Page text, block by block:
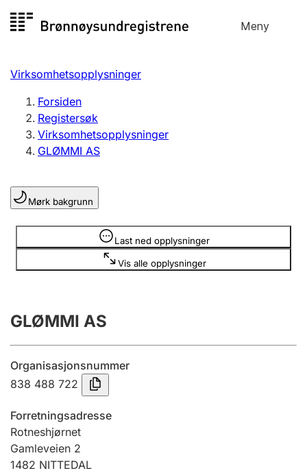
til
Meny
Registersøk
Aksjeselskap
Enkeltpersonforetak
Registrere, endre, slette
Lag og forening
Registrere, endre, slette
Årsregnskap
Innsending og forsinkelsesgebyr
Jeger
Betaling og jegeravgiftskort
Virksomhetsopplysninger
Forsiden
Registersøk
Virksomhetsopplysninger
GLØMMI AS
Mørk bakgrunn
Last ned opplysninger
Vis alle opplysninger
Opplysninger er skjult
GLØMMI AS
Organisasjonsnummer
838 488 722
Forretningsadresse
Rotneshjørnet
Gamleveien 2
1482 NITTEDAL